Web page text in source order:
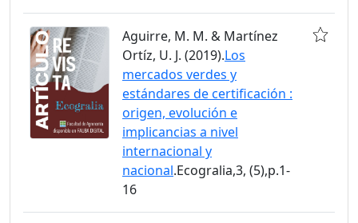
Aguirre, M. M. & Martínez
Ortíz, U. J. (2019).Los
mercados verdes y
estándares de certificación :
origen, evolución e
implicancias a nivel
internacional y
nacional.Ecogralia,3, (5),p.1-
16